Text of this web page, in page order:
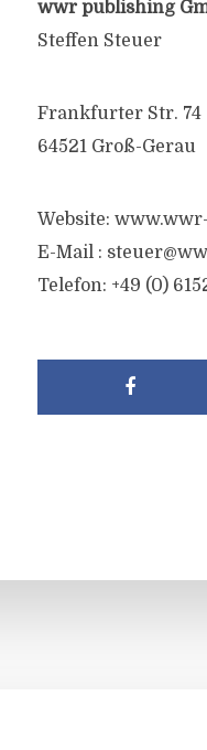
wwr publishing
Steffen Steuer
Frankfurter Str. 74
64521 Groß-Gerau
Website:
E-Mail :
Telefon: +49 (0)